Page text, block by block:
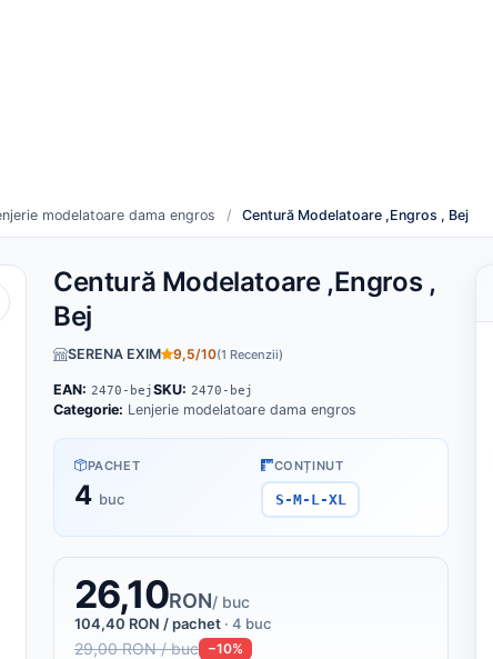
modelatoare dama engros / Centură Modelatoare ,Engros , Bej
Centură Modelatoare ,Engros ,
Bej
SERENA EXIM 9,5/10(1 Recenzii)
EAN: 2470-bejSKU: 2470-bej
Categorie: Lenjerie modelatoare dama engros
PACHET
4 buc
CONȚINUT
S-M-L-XL
26,10RON/ buc
104,40 RON / pachet · 4 buc
29,00 RON / buc −10%